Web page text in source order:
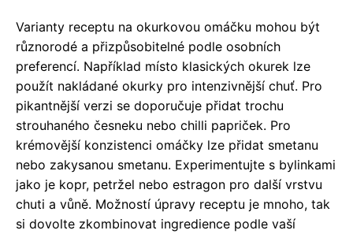
Varianty receptu na okurkovou omáčku mohou být
různorodé a přizpůsobitelné podle osobních
preferencí. Například místo klasických okurek lze
použít nakládané okurky pro intenzivnější chuť. Pro
pikantnější verzi se doporučuje přidat trochu
strouhaného česneku nebo chilli papriček. Pro
krémovější konzistenci omáčky lze přidat smetanu
nebo zakysanou smetanu. Experimentujte s bylinkami
jako je kopr, petržel nebo estragon pro další vrstvu
chuti a vůně. Možností úpravy receptu je mnoho, tak
si dovolte zkombinovat ingredience podle vaší